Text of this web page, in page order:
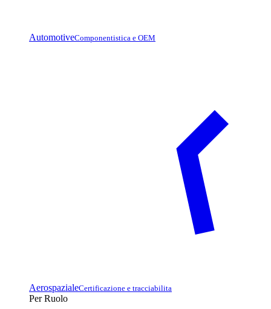
AutomotiveComponentistica e OEM
AerospazialeCertificazione e tracciabilita
Per Ruolo